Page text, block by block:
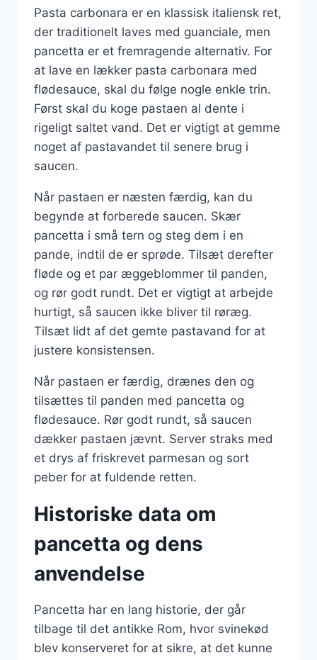
Pasta carbonara er en klassisk italiensk ret,
der traditionelt laves med guanciale, men
pancetta er et fremragende alternativ. For
at lave en lækker pasta carbonara med
flødesauce, skal du følge nogle enkle trin.
Først skal du koge pastaen al dente i
rigeligt saltet vand. Det er vigtigt at gemme
noget af pastavandet til senere brug i
saucen.
Når pastaen er næsten færdig, kan du
begynde at forberede saucen. Skær
pancetta i små tern og steg dem i en
pande, indtil de er sprøde. Tilsæt derefter
fløde og et par æggeblommer til panden,
og rør godt rundt. Det er vigtigt at arbejde
hurtigt, så saucen ikke bliver til røræg.
Tilsæt lidt af det gemte pastavand for at
justere konsistensen.
Når pastaen er færdig, drænes den og
tilsættes til panden med pancetta og
flødesauce. Rør godt rundt, så saucen
dækker pastaen jævnt. Server straks med
et drys af friskrevet parmesan og sort
peber for at fuldende retten.
Historiske data om
pancetta og dens
anvendelse
Pancetta har en lang historie, der går
tilbage til det antikke Rom, hvor svinekød
blev konserveret for at sikre, at det kunne